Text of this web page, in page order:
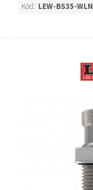
Kód: LEW-BS35-WLN